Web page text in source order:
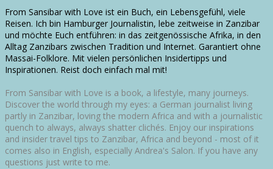
From Sansibar with Love ist ein Buch, ein Lebensgefühl, viele
Reisen. Ich bin Hamburger Journalistin, lebe zeitweise in Zanzibar
und möchte Euch entführen: in das zeitgenössische Afrika, in den
Alltag Zanzibars zwischen Tradition und Internet. Garantiert ohne
Massai-Folklore. Mit vielen persönlichen Insidertipps und
Inspirationen. Reist doch einfach mal mit!
From Sansibar with Love is a book, a lifestyle, many journeys.
Discover the world through my eyes: a German journalist living
partly in Zanzibar, loving the modern Africa and with a journalistic
quench to always, always shatter clichés. Enjoy our inspirations
and insider travel tips to Zanzibar, Africa and beyond - most of it
comes also in English, especially Andrea's Salon. If you have any
questions just write to me.